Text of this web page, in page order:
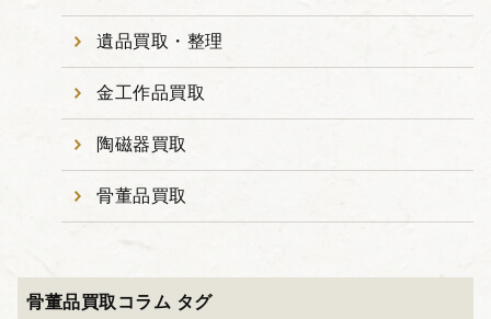
遺品買取・整理
金工作品買取
陶磁器買取
骨董品買取
骨董品買取コラム タグ